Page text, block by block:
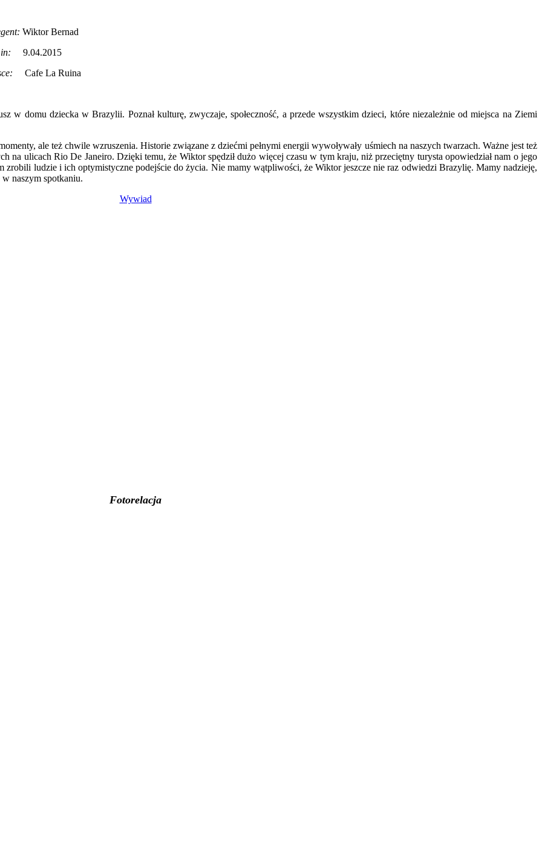
Wiktor Bernad
9.04.2015
Cafe La Ruina
w domu dziecka w Brazylii. Poznał kulturę, zwyczaje, społeczność, a przede wszystkim dzieci, które niezależnie od miejsca na Ziemi
ale też chwile wzruszenia. Historie związane z dziećmi pełnymi energii wywoływały uśmiech na naszych twarzach. Ważne jest też
na ulicach Rio De Janeiro. Dzięki temu, że Wiktor spędził dużo więcej czasu w tym kraju, niż przeciętny turysta opowiedział nam o jego
zrobili ludzie i ich optymistyczne podejście do życia. Nie mamy wątpliwości, że Wiktor jeszcze nie raz odwiedzi Brazylię. Mamy nadzieję,
naszym spotkaniu.
Wywiad
Fotorelacja